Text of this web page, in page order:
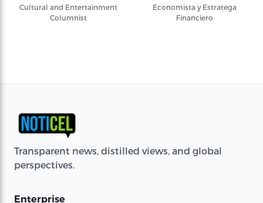
Cultural and Entertainment
Columnist
Economista y Estratega
Financiero
Transparent news, distilled views, and global
perspectives.
Enterprise